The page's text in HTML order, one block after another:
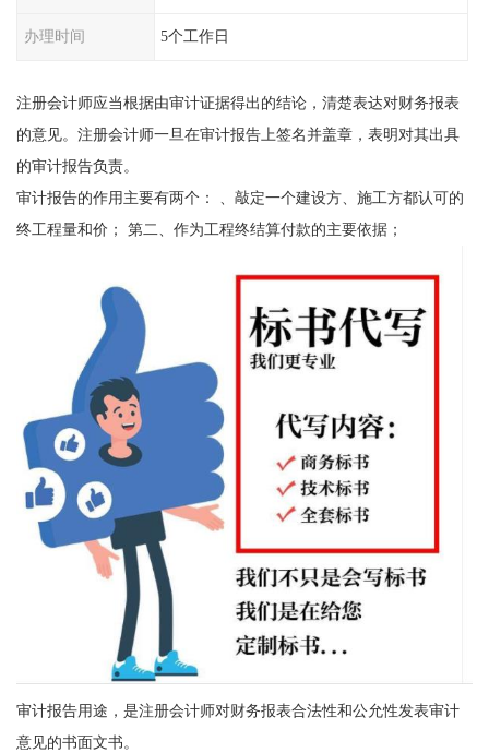
办理时间 5个工作日
注册会计师应当根据由审计证据得出的结论，清楚表达对财务报表
的意见。注册会计师一旦在审计报告上签名并盖章，表明对其出具
的审计报告负责。
审计报告的作用主要有两个： 、敲定一个建设方、施工方都认可的
终工程量和价； 第二、作为工程终结算付款的主要依据；
审计报告用途，是注册会计师对财务报表合法性和公允性发表审计
意见的书面文书。